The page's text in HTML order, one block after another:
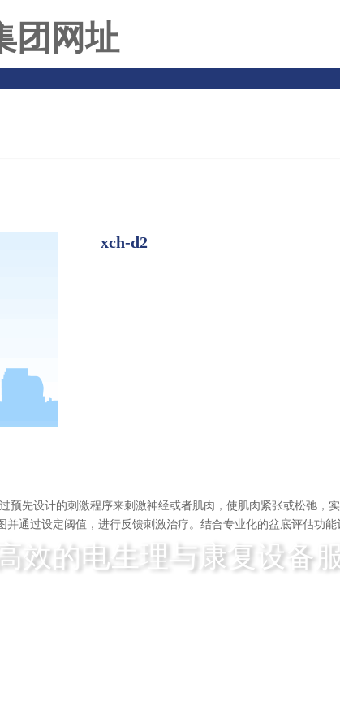
团网址
高效的电生理与康复设备
xch-d2
预先设计的刺激程序来刺激神经或者肌肉，使肌肉紧张或松弛，
并通过设定阈值，进行反馈刺激治疗。结合专业化的盆底评估功